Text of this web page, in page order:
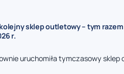
sklep outletowy – tym razem
r.
uruchomiła tymczasowy